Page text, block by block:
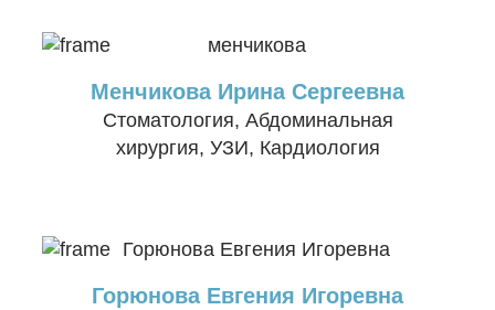
Менчикова Ирина Сергеевна
Стоматология, Абдоминальная
хирургия, УЗИ, Кардиология
Горюнова Евгения Игоревна